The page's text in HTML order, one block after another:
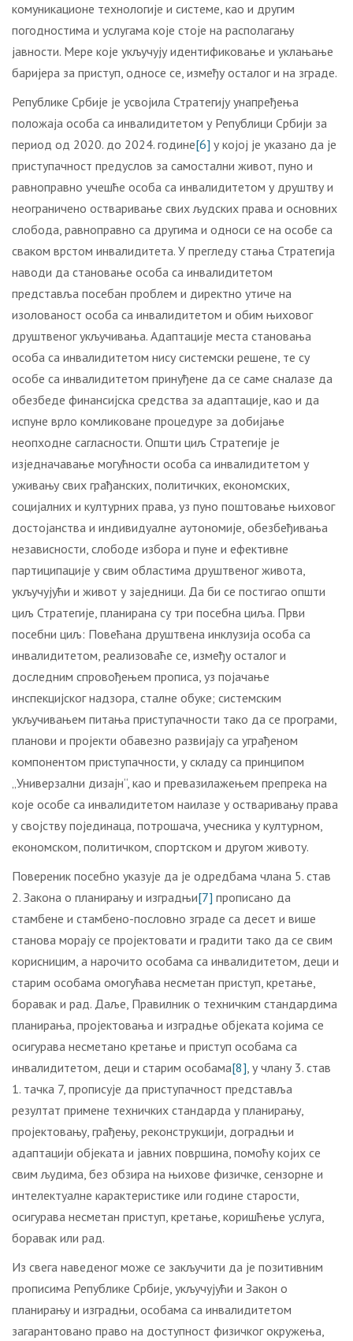
комуникационе технологије и системе, као и другим
погодностима и услугама које стоје на располагању
јавности. Мере које укључују идентификовање и уклањање
баријера за приступ, односе се, између осталог и на зграде.
Републике Србије је усвојила Стратегију унапређења
положаја особа са инвалидитетом у Републици Србији за
период од 2020. до 2024. године[6] у којој је указано да је
приступачност предуслов за самостални живот, пуно и
равноправно учешће особа са инвалидитетом у друштву и
неограничено остваривање свих људских права и основних
слобода, равноправно са другима и односи се на особе са
сваком врстом инвалидитета. У прегледу стања Стратегија
наводи да становање особа са инвалидитетом
представља посебан проблем и директно утиче на
изолованост особа са инвалидитетом и обим њиховог
друштвеног укључивања. Адаптације места становања
особа са инвалидитетом нису системски решене, те су
особе са инвалидитетом принуђене да се саме сналазе да
обезбеде финансијска средства за адаптације, као и да
испуне врло комликоване процедуре за добијање
неопходне сагласности. Општи циљ Стратегије је
изједначавање могућности особа са инвалидитетом у
уживању свих грађанских, политичких, економских,
социјалних и културних права, уз пуно поштовање њиховог
достојанства и индивидуалне аутономије, обезбеђивања
независности, слободе избора и пуне и ефективне
партиципације у свим областима друштвеног живота,
укључујући и живот у заједници. Да би се постигао општи
циљ Стратегије, планирана су три посебна циља. Први
посебни циљ: Повећана друштвена инклузија особа са
инвалидитетом, реализоваће се, између осталог и
доследним спровођењем прописа, уз појачање
инспекцијског надзора, сталне обуке; системским
укључивањем питања приступачности тако да се програми,
планови и пројекти обавезно развијају са уграђеном
компонентом приступачности, у складу са принципом
„Универзални дизајн“, као и превазилажењем препрека на
које особе са инвалидитетом наилазе у остваривању права
у својству појединаца, потрошача, учесника у културном,
економском, политичком, спортском и другом животу.
Повереник посебно указује да је одредбама члана 5. став
2. Закона о планирању и изградњи[7] прописано да
стамбене и стамбено-пословно зграде са десет и више
станова морају се пројектовати и градити тако да се свим
корисницим, а нарочито особама са инвалидитетом, деци и
старим особама омогућава несметан приступ, кретање,
боравак и рад. Даље, Правилник о техничким стандардима
планирања, пројектовања и изградње објеката којима се
осигурава несметано кретање и приступ особама са
инвалидитетом, деци и старим особама[8], у члану 3. став
1. тачка 7, прописује да приступачност представља
резултат примене техничких стандарда у планирању,
пројектовању, грађењу, реконструкцији, доградњи и
адаптацији објеката и јавних површина, помоћу којих се
свим људима, без обзира на њихове физичке, сензорне и
интелектуалне карактеристике или године старости,
осигурава несметан приступ, кретање, коришћење услуга,
боравак или рад.
Из свега наведеног може се закључити да је позитивним
прописима Републике Србије, укључујући и Закон о
планирању и изградњи, особама са инвалидитетом
загарантовано право на доступност физичког окружења,